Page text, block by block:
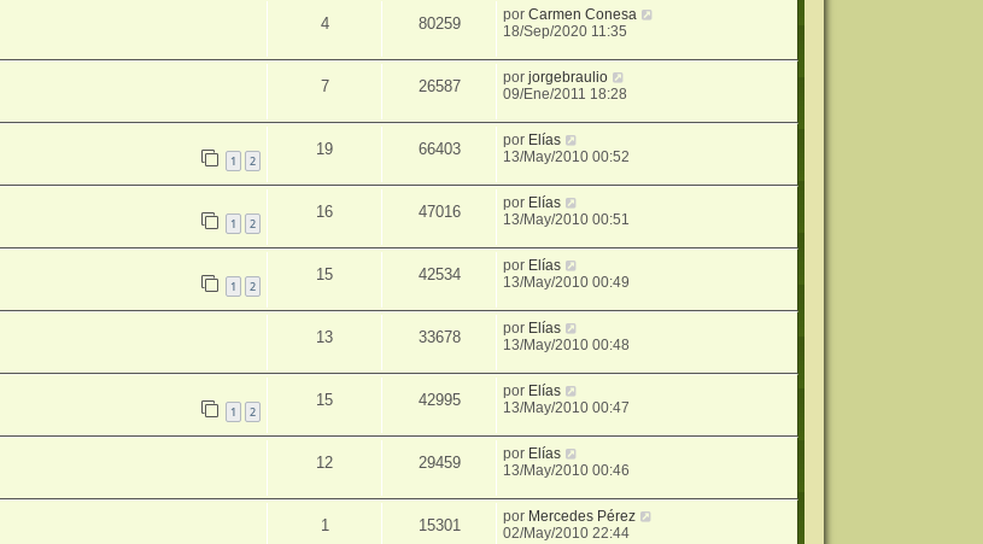
4 80259 porCarmen Conesa
18/Sep/2020 11:35
7 26587 porjorgebraulio
09/Ene/2011 18:28
1 2
19 66403 por Elías
13/May/2010 00:52
1 2
16 47016 por Elías
13/May/2010 00:51
1 2
15 42534 por Elías
13/May/2010 00:49
13 33678 por Elías
13/May/2010 00:48
1 2
15 42995 por Elías
13/May/2010 00:47
12 29459 por Elías
13/May/2010 00:46
1 15301 por Mercedes Pérez
02/May/2010 22:44